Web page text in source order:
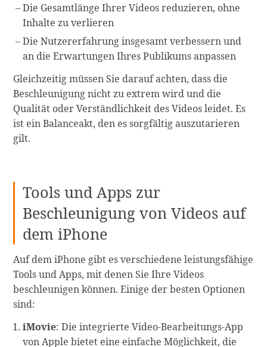
Die Gesamtlänge Ihrer Videos reduzieren, ohne
Inhalte zu verlieren
Die Nutzererfahrung insgesamt verbessern und
an die Erwartungen Ihres Publikums anpassen
Gleichzeitig müssen Sie darauf achten, dass die
Beschleunigung nicht zu extrem wird und die
Qualität oder Verständlichkeit des Videos leidet. Es
ist ein Balanceakt, den es sorgfältig auszutarieren
gilt.
Tools und Apps zur
Beschleunigung von Videos auf
dem iPhone
Auf dem iPhone gibt es verschiedene leistungsfähige
Tools und Apps, mit denen Sie Ihre Videos
beschleunigen können. Einige der besten Optionen
sind:
iMovie: Die integrierte Video-Bearbeitungs-App
von Apple bietet eine einfache Möglichkeit, die